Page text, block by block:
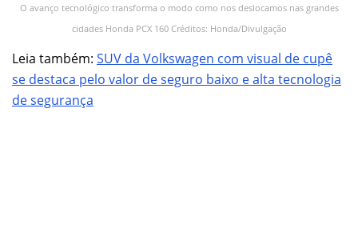
O avanço tecnológico transforma o modo como nos deslocamos nas grandes
cidades Honda PCX 160 Créditos: Honda/Divulgação
Leia também: SUV da Volkswagen com visual de cupê
se destaca pelo valor de seguro baixo e alta tecnologia
de segurança